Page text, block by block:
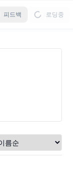
피드백 로딩중